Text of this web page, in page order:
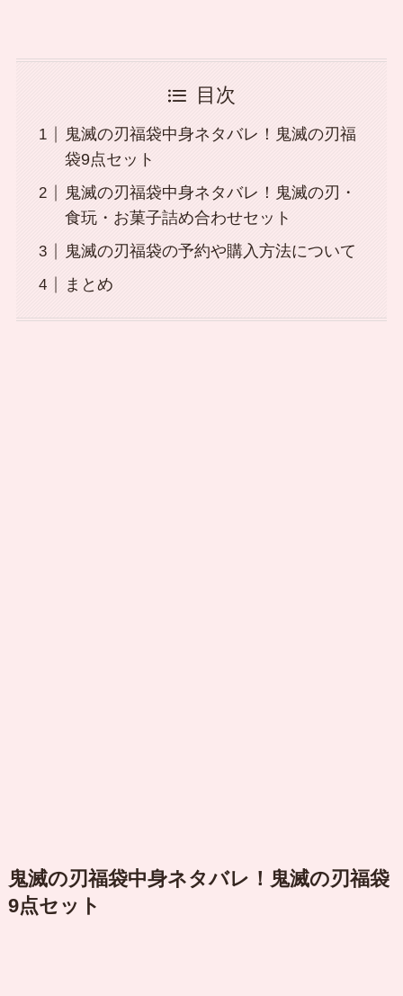
目次
鬼滅の刃福袋中身ネタバレ！鬼滅の刃福
袋9点セット
鬼滅の刃福袋中身ネタバレ！鬼滅の刃・
食玩・お菓子詰め合わせセット
鬼滅の刃福袋の予約や購入方法について
まとめ
鬼滅の刃福袋中身ネタバレ！鬼滅の刃福袋
9点セット